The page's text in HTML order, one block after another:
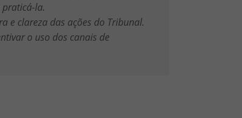
la.
clareza das ações do Tribunal.
o uso dos canais de